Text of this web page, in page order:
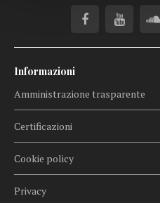
Informazioni
Amministrazione trasparente
Certificazioni
Cookie policy
Privacy